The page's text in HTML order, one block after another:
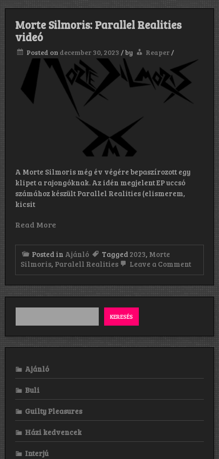
Morte Silmoris: Parallel Realities
videó
Posted on december 30, 2023 /by Reaper/
A Morte Silmoris még év végére bepaszírozott egy
klipet a rajongóknak. Az idén megjelent EP uccsó
számához készült Parallel Realities (elismerem,
kicsit
Read More
Posted in Ajánló Tagged 2023, Morte
Silmoris, Paralell Realities Leave a Commenton
KERESÉS
Ajánló
Buli
Guilty Pleasures
Házi kedvencek
Interjú